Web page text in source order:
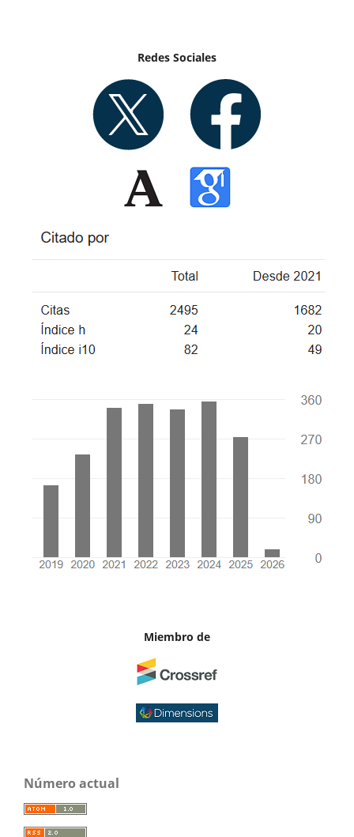
Redes Sociales
Miembro de
Número actual